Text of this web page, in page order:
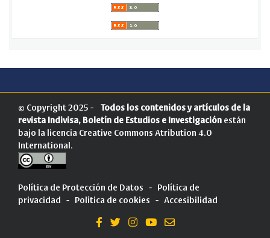
© Copyright 2025 - Todos los contenidos y artículos de la
revista Indivisa, Boletín de Estudios e Investigación están
bajo la licencia Creative Commons Atribution 4.0
International.
Política de Protección de Datos - Política de
privacidad - Política de cookies - Accesibilidad